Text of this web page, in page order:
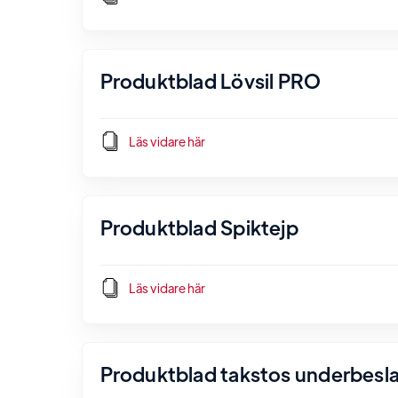
Produktblad Lövsil PRO
Läs vidare här
Produktblad Spiktejp
Läs vidare här
Produktblad takstos